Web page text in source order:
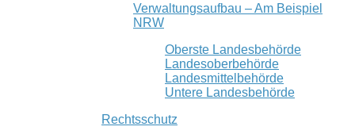
Verwaltungsaufbau – Am Beispiel
NRW
Oberste Landesbehörde
Landesoberbehörde
Landesmittelbehörde
Untere Landesbehörde
Rechtsschutz